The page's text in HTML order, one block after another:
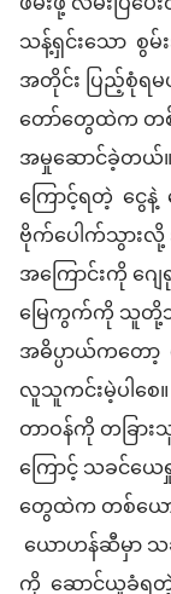
သန့်ရှင်းသော စွ
အတိုင်း ပြည့်စုံရ
တော်တွေထဲက တ
အမှုဆောင်ခဲ့တယ်။
ကြောင့်ရတဲ့ ငွ
ဗိုက်ပေါက်သွာ
အကြောင်းကို
မြေကွက်ကို သူတို့ဘ
အဓိပ္ပာယ်ကတော့
လူသူကင်းမဲ့ပါစေ
တာဝန်ကို တခြား
ကြောင့် သခင်ယေ
တွေထဲက တစ်ယော
ယောဟန်ဆီမှာ သခ